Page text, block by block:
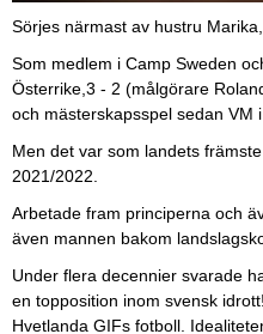
Sörjes närmast av hustru
Som medlem i Camp Sweden
Österrike,3 - 2 (målgörare
och mästerskapsspel sedan VM
Men det var som landets
2021/2022.
Arbetade fram principerna och
även mannen bakom
Under flera decennier svarade
en topposition inom svensk
Hvetlanda GIFs fotboll.